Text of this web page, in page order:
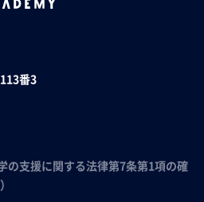
番3
の支援に関する法律第7条第1項の確